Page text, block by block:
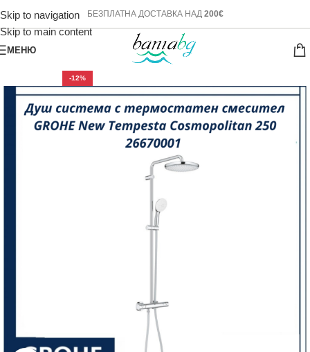
Skip to navigation
Skip to main content
БЕЗПЛАТНА ДОСТАВКА НАД 200€
МЕНЮ
-12%